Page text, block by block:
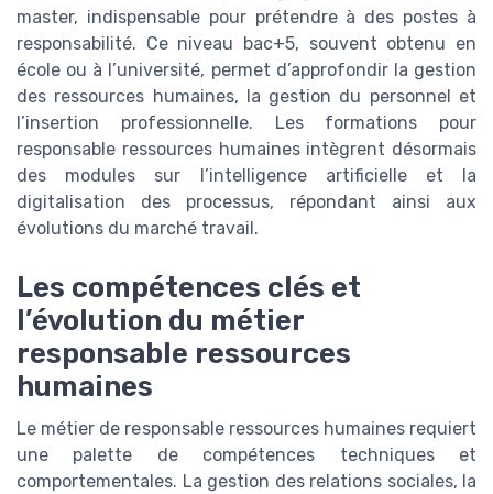
master, indispensable pour prétendre à des postes à
responsabilité. Ce niveau bac+5, souvent obtenu en
école ou à l’université, permet d’approfondir la gestion
des ressources humaines, la gestion du personnel et
l’insertion professionnelle. Les formations pour
responsable ressources humaines intègrent désormais
des modules sur l’intelligence artificielle et la
digitalisation des processus, répondant ainsi aux
évolutions du marché travail.
Les compétences clés et
l’évolution du métier
responsable ressources
humaines
Le métier de responsable ressources humaines requiert
une palette de compétences techniques et
comportementales. La gestion des relations sociales, la